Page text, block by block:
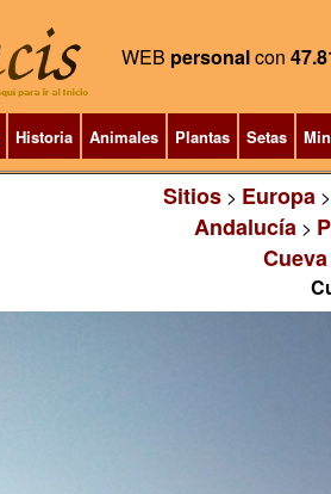
WEB personalcon
Historia Animales Plantas Setas
Sitios> Europa
Andalucía >